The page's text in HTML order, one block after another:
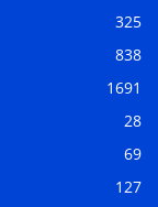
325
838
1691
28
69
127